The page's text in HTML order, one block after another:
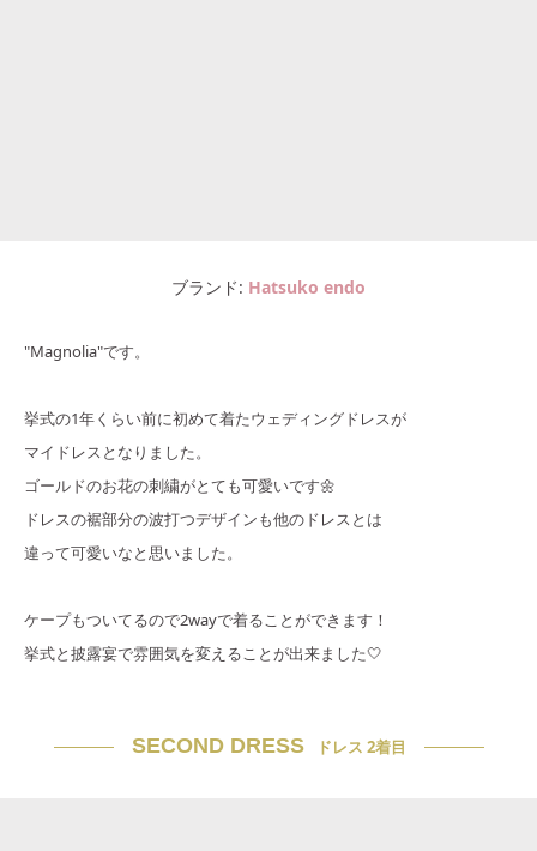
ブランド Hatsuko endo
"Magnolia"です。
挙式の1年くらい前に初めて着たウェディングドレスが
マイドレスとなりました。
ゴールドのお花の刺繍がとても可愛いです🌼
ドレスの裾部分の波打つデザインも他のドレスとは
違って可愛いなと思いました。
ケープもついてるので2wayで着ることができます！
挙式と披露宴で雰囲気を変えることが出来ました🤍
SECOND DRESS ドレス 2着目